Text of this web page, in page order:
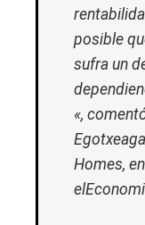
posible
sufra un
«,
Homes,